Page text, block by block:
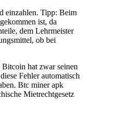
einzahlen. Tipp: Beim
ist, da
dem Lehrmeister
ob bei
hat zwar seinen
Fehler automatisch
Btc miner apk
Mietrechtgesetz